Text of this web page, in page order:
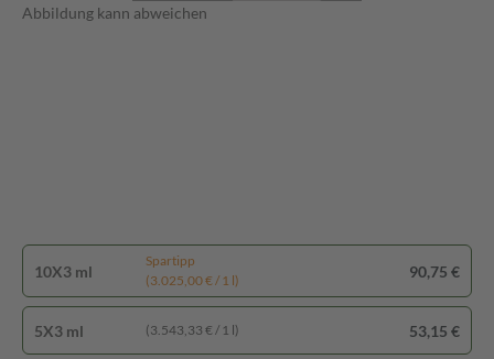
Abbildung kann abweichen
10X3 ml
Spartipp
(3.025,00 € / 1 l)
90,75 €
5X3 ml (3.543,33 € / 1 l) 53,15 €